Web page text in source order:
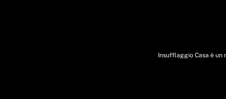
Insufflaggio Casa è un